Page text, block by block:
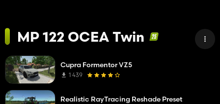
MP 122 OCEA Twin
Cupra Formentor VZ5
1 439
Realistic RayTracing Reshade Preset